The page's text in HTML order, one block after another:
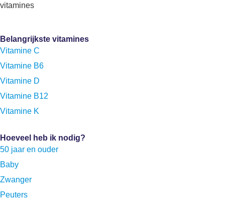
vitamines
Belangrijkste vitamines
Vitamine C
Vitamine B6
Vitamine D
Vitamine B12
Vitamine K
Hoeveel heb ik nodig?
50 jaar en ouder
Baby
Zwanger
Peuters